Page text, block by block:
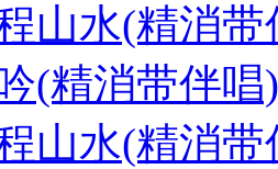
山水(精消
(精消带伴唱
山水(精消